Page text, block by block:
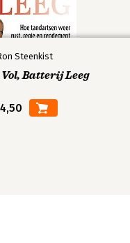
Steenkist
Batterij Leeg